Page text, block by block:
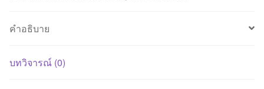
ชิ้น
คำอธิบาย
บทวิจารณ์ (0)